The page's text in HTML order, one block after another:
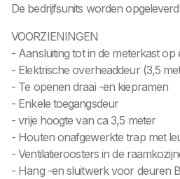
De bedrijfsunits worden
VOORZIENINGEN
- Aansluiting tot in de meterkast op
- Elektrische overheaddeur (3,5
- Te openen draai -en kiepramen
- Enkele toegangsdeur
- vrije hoogte van ca 3,5 meter
- Houten onafgewerkte trap met
- Ventilatieroosters in de
- Hang -en sluitwerk voor deuren